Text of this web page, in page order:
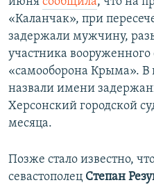
«Каланчак», при
задержали мужчину,
участника
«самооборона Крыма». В
назвали имени
Херсонский городской
месяца.
Позже стало известно,
севастополец Степан